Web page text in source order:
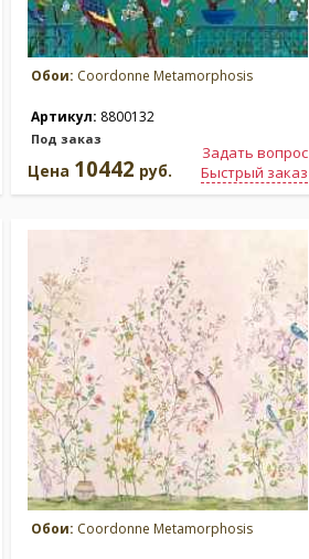
Обои: Coordonne Metamorphosis
Артикул: 8800132
Под заказ
Задать вопрос
Быстрый заказ
Цена 10442 руб.
Обои: Coordonne Metamorphosis